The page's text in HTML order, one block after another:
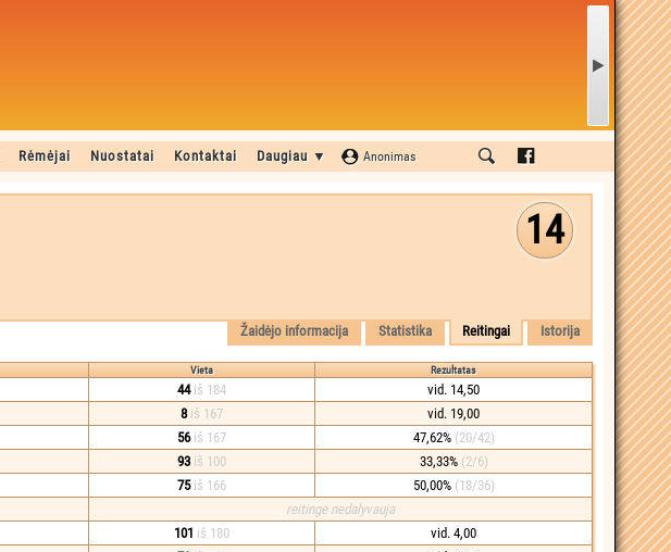
Rėmėjai Nuostatai Kontaktai Daugiau ▼ Anonimas
14
Žaidėjo informacija Statistika Reitingai Istorija
Vieta Rezultatas
44 iš 184
vid. 14,50
8 iš 167
vid. 19,00
56 iš 167 47,62% (20/42)
93 iš 100 33,33% (2/6)
75 iš 166 50,00% (18/36)
reitinge nedalyvauja
101 iš 180
vid. 4,00